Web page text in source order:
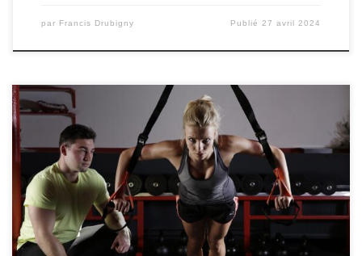
par Francis Drubigny Publié27 avril 2024
Si vous ne pouviez faire qu’une seule chose pour
améliorer votre santé, la musculation devrait figurer en
tête de votre liste. Elle consiste à utiliser un ou plusieurs
groupes de muscles pour effectuer une tâche spécifique,
comme soulever un poids ou s’accroupir. En raison du
nombre croissant de preuves de […]